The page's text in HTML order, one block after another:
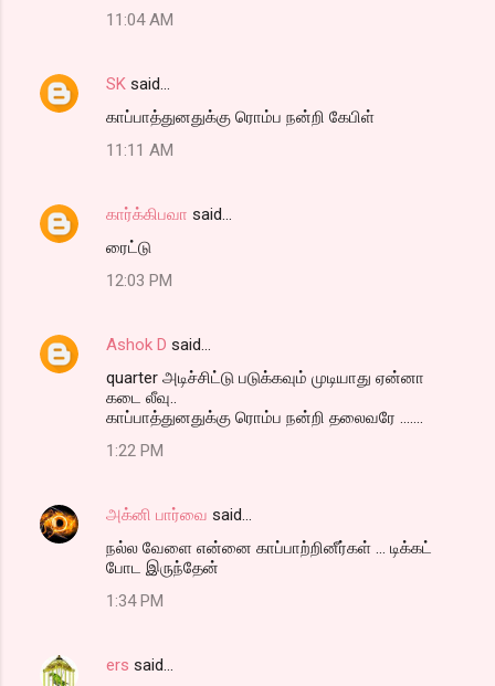
11:04 AM
SK said…
காப்பாத்துனதுக்கு ரொம்ப நன்றி கேபிள்
11:11 AM
கார்க்கிபவா said…
ரைட்டு
12:03 PM
Ashok D said…
quarter அடிச்சிட்டு படுக்கவும் முடியாது ஏன்னா
கடை லீவு..
காப்பாத்துனதுக்கு ரொம்ப நன்றி தலைவரே .......
1:22 PM
அக்னி பார்வை said…
நல்ல வேளை என்னை காப்பாற்றினீர்கள் ... டிக்கட்
போட இருந்தேன்
1:34 PM
ers said…